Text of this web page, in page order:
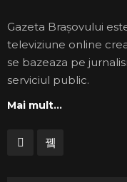
Gazeta Brașovului
televiziune online
se bazeaza pe
serviciul public.
Mai mult...